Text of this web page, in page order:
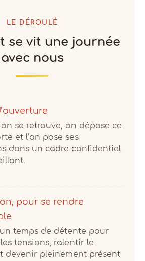
LE DÉROULÉ
se vit une journée
avec nous
on se retrouve, on dépose ce
et l’on pose ses
dans un cadre confidentiel
pour se rendre
temps de détente pour
tensions, ralentir le
devenir pleinement présent